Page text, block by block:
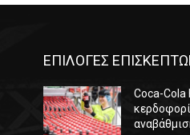
ΕΠΙΛΟΓΕΣ
Coca-Cola